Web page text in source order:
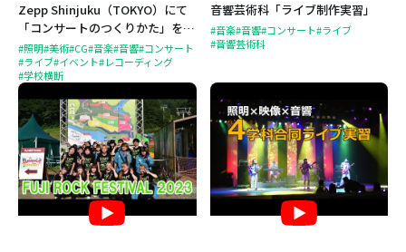
Zepp Shinjuku（TOKYO）にて
「コンサートのつくりかた」を開
催！
#照明#美術#CG#音楽#音響#コンサート
#ライブ#イベント#レコーディング
#学校横断
音響芸術科「ライブ制作実習」
#音楽#音響#コンサート#ライブ
#音響芸術科